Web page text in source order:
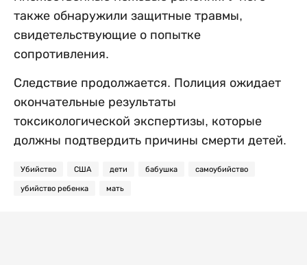
также обнаружили защитные травмы,
свидетельствующие о попытке
сопротивления.
Следствие продолжается. Полиция ожидает
окончательные результаты
токсикологической экспертизы, которые
должны подтвердить причины смерти детей.
Убийство США дети бабушка самоубийство
убийство ребенка мать